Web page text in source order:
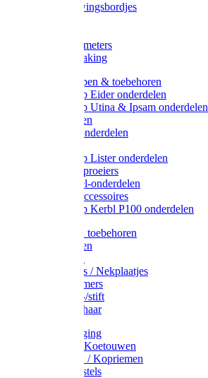
Waarschuwingsbordjes
Wegers en meters
Video bewaking
Weidepompen & toebehoren
Weidepomp Eider onderdelen
Weidepomp Utina & Ipsam onderdelen
Drinkbakken
Drinkbak onderdelen
Weidepomp Lister onderdelen
Nippels / Sproeiers
Drinknippel-onderdelen
Drinkbak accessoires
Weidepomp Kerbl P100 onderdelen
Oormerken toebehoren
Enkelbanden
Halsplaatjes / Nekplaatjes
Kokernummers
Merkspray-/stift
Veemerkschaar
Uierverzorging
Halsters & Koetouwen
Halsriemen / Kopriemen
Koerugborstels